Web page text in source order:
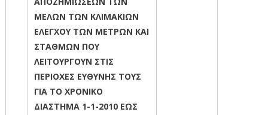
ΜΕΛΩΝ ΤΩΝ ΚΛΙΜΑΚΙΩΝ
ΕΛΕΓΧΟΥ ΤΩΝ ΜΕΤΡΩΝ ΚΑΙ
ΣΤΑΘΜΩΝ ΠΟΥ
ΛΕΙΤΟΥΡΓΟΥΝ ΣΤΙΣ
ΠΕΡΙΟΧΕΣ ΕΥΘΥΝΗΣ ΤΟΥΣ
ΓΙΑ ΤΟ ΧΡΟΝΙΚΟ
ΔΙΑΣΤΗΜΑ 1-1-2010 ΕΩΣ